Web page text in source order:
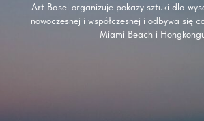
Art Basel organizuje pokazy sztuki dla
nowoczesnej i współczesnej i odbywa się
Miami Beach i